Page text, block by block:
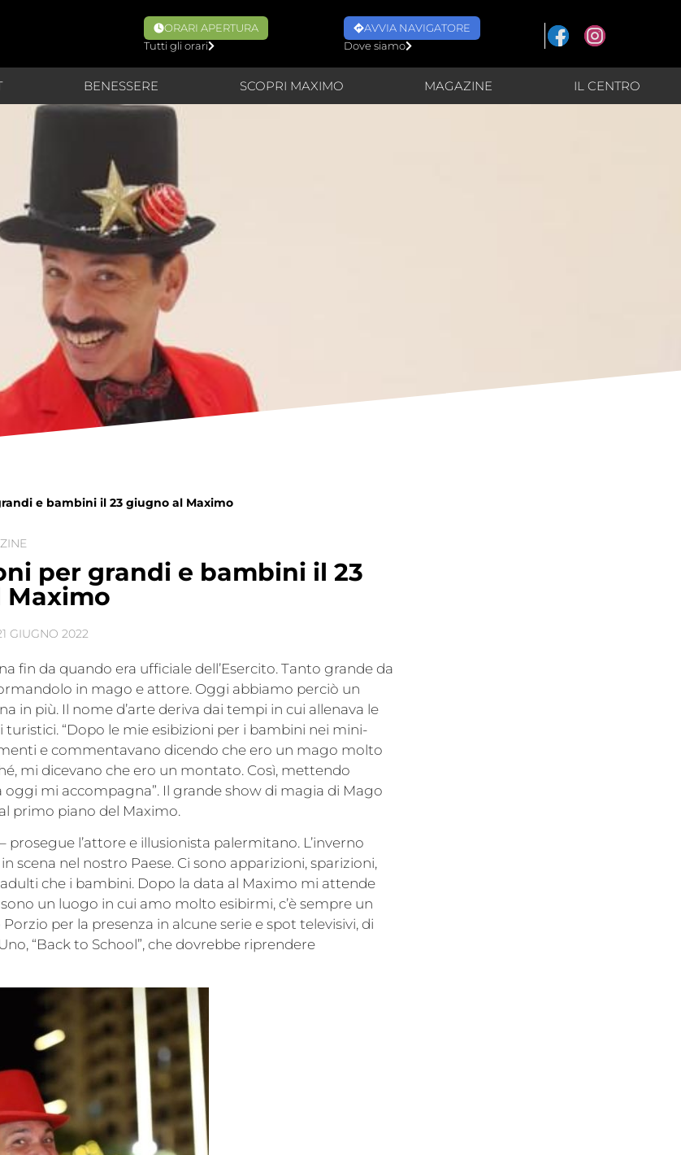
ORARI APERTURA
Tutti gli orari
AVVIA NAVIGATORE
Dove siamo
BENESSERE SCOPRI MAXIMO MAGAZINE IL CENTRO
e bambini il 23 giugno al Maximo
per grandi e bambini il 23
GIUGNO 2022
fin da quando era ufficiale dell’Esercito. Tanto grande da
in mago e attore. Oggi abbiamo perciò un
in più. Il nome d’arte deriva dai tempi in cui allenava le
“Dopo le mie esibizioni per i bambini nei mini-
e commentavano dicendo che ero un mago molto
mi dicevano che ero un montato. Così, mettendo
oggi mi accompagna”. Il grande show di magia di Mago
primo piano del Maximo.
l’attore e illusionista palermitano. L’inverno
scena nel nostro Paese. Ci sono apparizioni, sparizioni,
che i bambini. Dopo la data al Maximo mi attende
un luogo in cui amo molto esibirmi, c’è sempre un
per la presenza in alcune serie e spot televisivi, di
“Back to School”, che dovrebbe riprendere